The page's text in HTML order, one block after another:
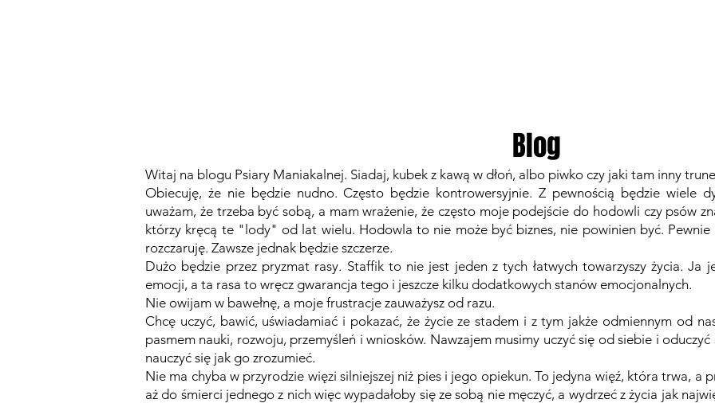
Blog
Witaj na blogu Psiary Maniakalnej. Siadaj, kubek z kawą w dłoń, albo piwko czy jaki tam inny
Obiecuję, że nie będzie nudno. Często będzie kontrowersyjnie. Z pewnością będzie wiele
uważam, że trzeba być sobą, a mam wrażenie, że często moje podejście do hodowli czy psów
którzy kręcą te "lody" od lat wielu. Hodowla to nie może być biznes, nie powinien być. Pewnie
rozczaruję. Zawsze jednak będzie szczerze.
Dużo będzie przez pryzmat rasy. Staffik to nie jest jeden z tych łatwych towarzyszy życia. Ja
emocji, a ta rasa to wręcz gwarancja tego i jeszcze kilku dodatkowych stanów emocjonalnych.
Nie owijam w bawełnę, a moje frustracje zauważysz od razu.
Chcę uczyć, bawić, uświadamiać i pokazać, że życie ze stadem i z tym jakże odmiennym od
pasmem nauki, rozwoju, przemyśleń i wniosków. Nawzajem musimy uczyć się od siebie i
nauczyć się jak go zrozumieć.
Nie ma chyba w przyrodzie więzi silniejszej niż pies i jego opiekun. To jedyna więź, która trwa, a
aż do śmierci jednego z nich więc wypadałoby się ze sobą nie męczyć, a wydrzeć z życia jak